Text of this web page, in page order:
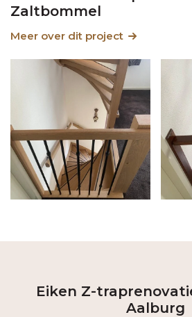
Zaltbommel
Meer over dit project
Eiken Z-
Aalburg